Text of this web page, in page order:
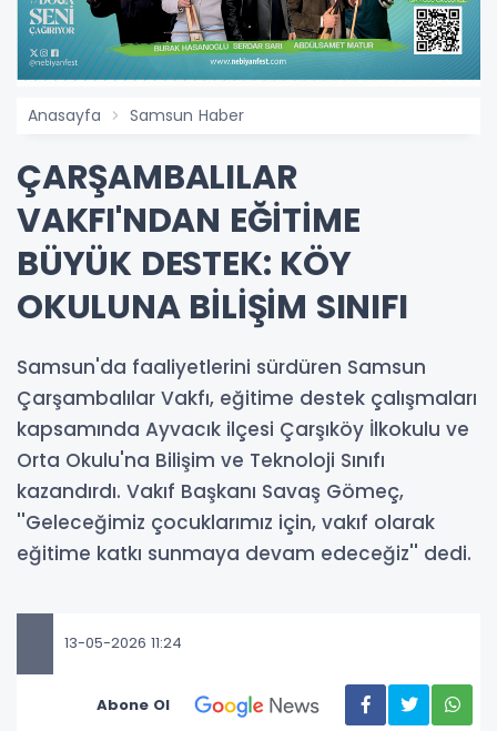
Anasayfa Samsun Haber
ÇARŞAMBALILAR
VAKFI'NDAN EĞİTİME
BÜYÜK DESTEK: KÖY
OKULUNA BİLİŞİM SINIFI
Samsun'da faaliyetlerini sürdüren Samsun
Çarşambalılar Vakfı, eğitime destek çalışmaları
kapsamında Ayvacık ilçesi Çarşıköy İlkokulu ve
Orta Okulu'na Bilişim ve Teknoloji Sınıfı
kazandırdı. Vakıf Başkanı Savaş Gömeç,
''Geleceğimiz çocuklarımız için, vakıf olarak
eğitime katkı sunmaya devam edeceğiz'' dedi.
13-05-2026 11:24
Abone Ol